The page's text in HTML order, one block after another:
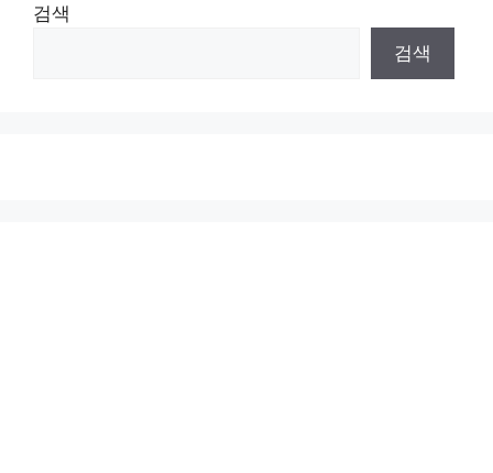
검색
검색